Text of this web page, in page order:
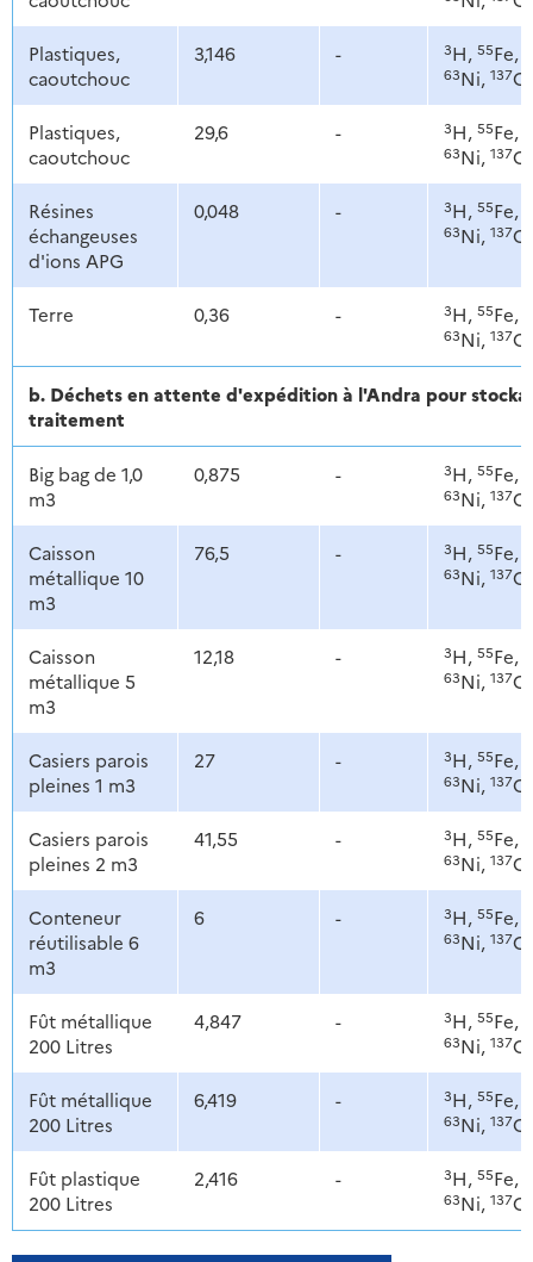
Plastiques,
caoutchouc
3,146 - 3H, 55Fe,
63Ni, 137Cs
Plastiques,
caoutchouc
29,6 - 3H, 55Fe,
63Ni, 137Cs
Résines
échangeuses
d'ions APG
0,048 - 3H, 55Fe,
63Ni, 137Cs
Terre 0,36 - 3H, 55Fe,
63Ni, 137Cs
b. Déchets en attente d'expédition à l'Andra pour
traitement
Big bag de 1,0
m3
0,875 - 3H, 55Fe,
63Ni, 137Cs
Caisson
métallique 10
m3
76,5 - 3H, 55Fe,
63Ni, 137Cs
Caisson
métallique 5
m3
12,18 - 3H, 55Fe,
63Ni, 137Cs
Casiers parois
pleines 1 m3
27 - 3H, 55Fe,
63Ni, 137Cs
Casiers parois
pleines 2 m3
41,55 - 3H, 55Fe,
63Ni, 137Cs
Conteneur
réutilisable 6
m3
6 - 3H, 55Fe,
63Ni, 137Cs
Fût métallique
200 Litres
4,847 - 3H, 55Fe,
63Ni, 137Cs
Fût métallique
200 Litres
6,419 - 3H, 55Fe,
63Ni, 137Cs
Fût plastique
200 Litres
2,416 - 3H, 55Fe,
63Ni, 137Cs